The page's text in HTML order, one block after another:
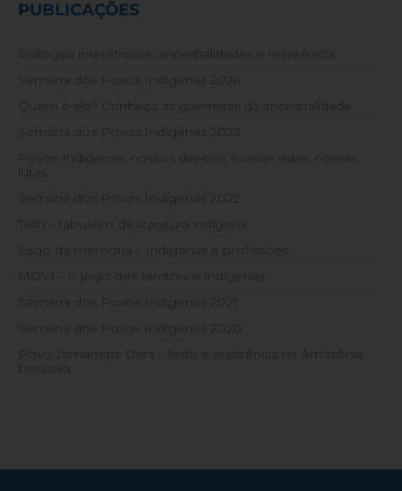
PUBLICAÇÕES
Diálogos interétnicos: ancestralidades e resistência
Semana dos Povos Indígenas 2024
Quem é ela? Conheça as guerreiras da ancestralidade
Semana dos Povos Indígenas 2023
Povos Indígenas: nossos direitos, nossas vidas, nossas
lutas
Semana dos Povos Indígenas 2022
Talin – tabuleiro de literatura indígena
Jogo da memória – Indígenas e profissões
MOVÍ – o jogo dos territórios indígenas
Semana dos Povos Indígenas 2021
Semana dos Povos Indígenas 2020
Povo Jamamadi Deni – festa e resistência na Amazônia
brasileira